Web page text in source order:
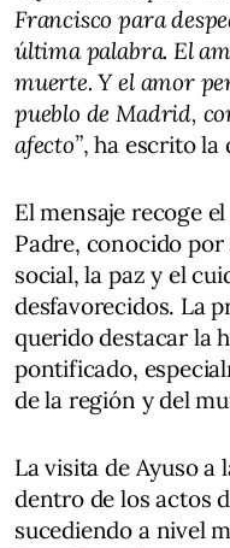
Francisco para
última palabra. El
muerte. Y el amor
pueblo de Madrid,
afecto”, ha escrito la
El mensaje recoge
Padre, conocido por
social, la paz y el
desfavorecidos. La
querido destacar la
pontificado,
de la región y del
La visita de Ayuso a
dentro de los actos
sucediendo a nivel